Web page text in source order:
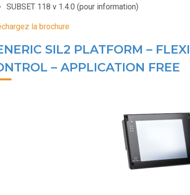
SUBSET 118 v 1.4.0 (pour information)
la brochure
SIL2 PLATFORM –
– APPLICATION FREE